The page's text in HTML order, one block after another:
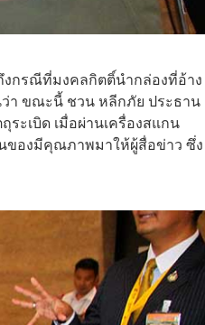
งกรณีที่มงคลกิตติ์นำกล่องที่อ้าง
ว่า ขณะนี้ ชวน หลีกภัย ประธาน
ะเบิด เมื่อผ่านเครื่องสแกน
นของมีคุณภาพมาให้ผู้สื่อข่าว ซึ่ง